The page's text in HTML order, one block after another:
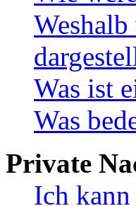
Was ist
Was
Private
Ich